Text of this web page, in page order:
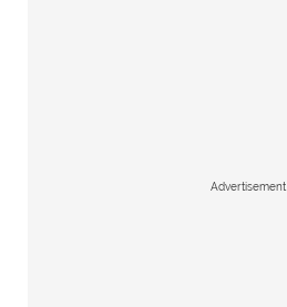
Advertisement